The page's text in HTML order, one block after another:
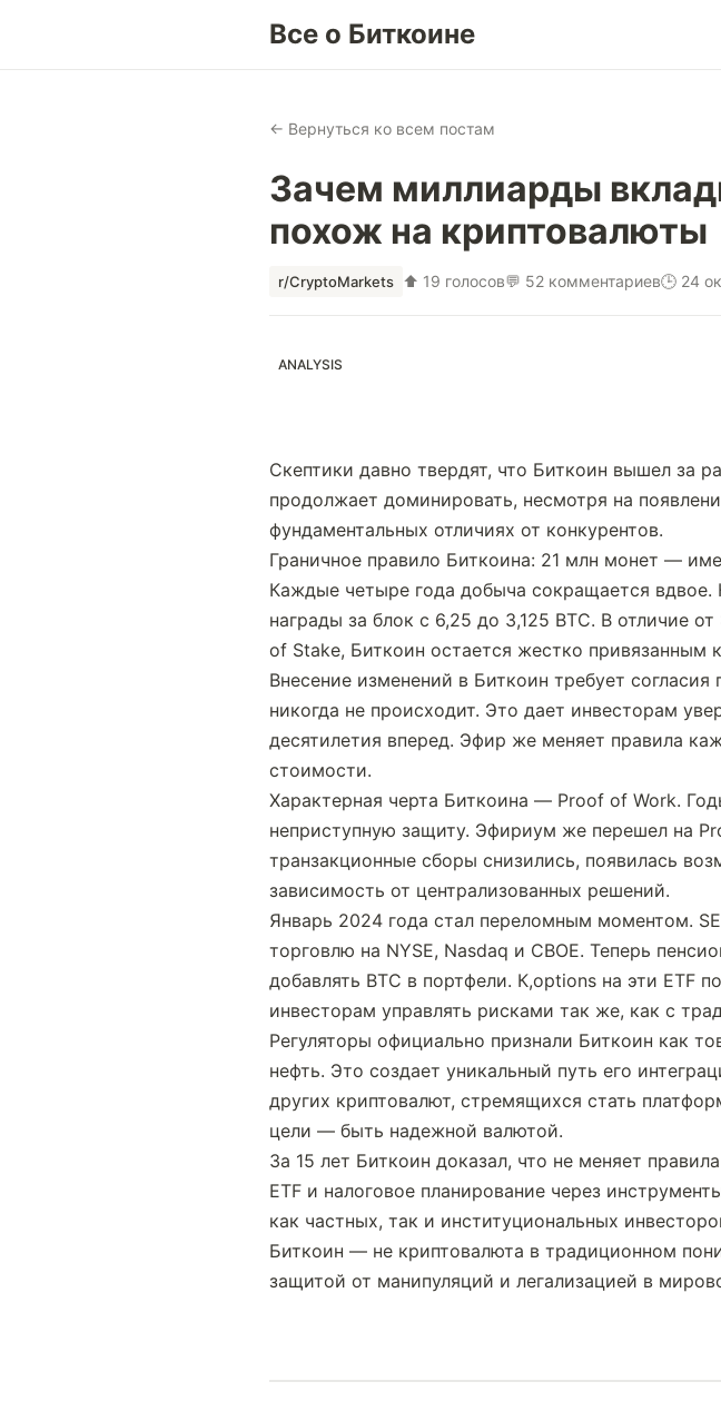
Все о Биткоине
← Вернуться ко всем постам
Зачем миллиарды
похож на криптовалюты
r/CryptoMarkets ⬆ 19 голосов💬 52 комментариев🕒 24
ANALYSIS
Скептики давно твердят, что Биткоин вышел за
продолжает доминировать, несмотря на
фундаментальных отличиях от конкурентов.
Граничное правило Биткоина: 21 млн монет —
Каждые четыре года добыча сокращается
награды за блок с 6,25 до 3,125 BTC. В отличие
of Stake, Биткоин остается жестко привязанным
Внесение изменений в Биткоин требует
никогда не происходит. Это дает инвесторам
десятилетия вперед. Эфир же меняет правила
стоимости.
Характерная черта Биткоина — Proof of Work.
неприступную защиту. Эфириум же перешел на
транзакционные сборы снизились, появилась
зависимость от централизованных решений.
Январь 2024 года стал переломным моментом.
торговлю на NYSE, Nasdaq и CBOE. Теперь
добавлять BTC в портфели. К,options на эти ETF
инвесторам управлять рисками так же, как с
Регуляторы официально признали Биткоин как
нефть. Это создает уникальный путь его
других криптовалют, стремящихся стать
цели — быть надежной валютой.
За 15 лет Биткоин доказал, что не меняет
ETF и налоговое планирование через
как частных, так и институциональных
Биткоин — не криптовалюта в традиционном
защитой от манипуляций и легализацией в